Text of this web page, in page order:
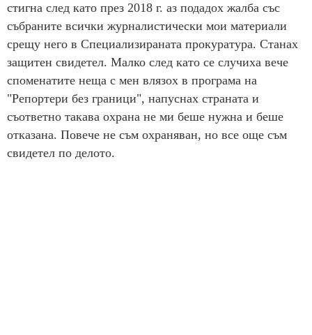
стигна след като през 2018 г. аз подадох жалба със
събраните всички журналистически мои материали
срещу него в Специализираната прокуратура. Станах
защитен свидетел. Малко след като се случиха вече
споменатите неща с мен влязох в програма на
"Репортери без граници", напуснах страната и
съответно такава охрана не ми беше нужна и беше
отказана. Повече не съм охраняван, но все още съм
свидетел по делото.